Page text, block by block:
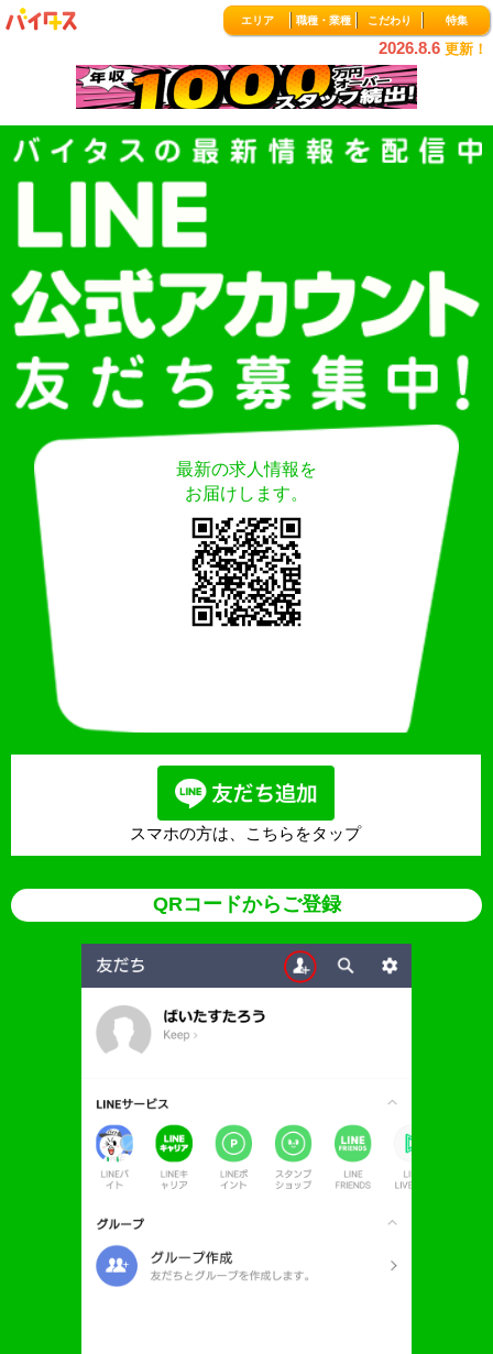
エリア 職種・業種 こだわり 特集
2026.8.6 更新！
最新の求人情報を
お届けします。
スマホの方は、こちらをタップ
QRコードからご登録